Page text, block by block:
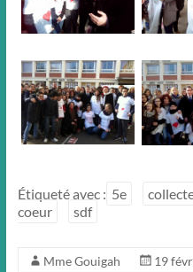
Étiqueté avec : 5e
coeur
sdf
Mme Gouigah 19